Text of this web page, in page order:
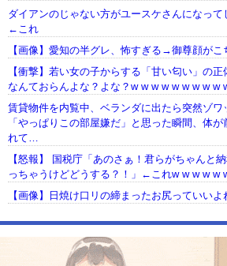
ダイアンのじゃない方がユースケさんになっ
←これ
【画像】愛知の半グレ、怖すぎる→御尊顔が
【衝撃】若い女の子からする「甘い匂い」の
なんておらんよな？よな？w w w w w w w w w
賃貸物件を内覧中、ベランダに出たら突然ゾワ
「やっぱりこの部屋嫌だ」と思った瞬間、体
れて…
【怒報】 国税庁「あのさぁ！君らがちゃんと
っちゃうけどどうする？！」←これw w w w w
【画像】日焼け口リの締まったお尻っていいよ
【動画】USJの禁止エリアに子どもたちが続
ても止まらない事態に